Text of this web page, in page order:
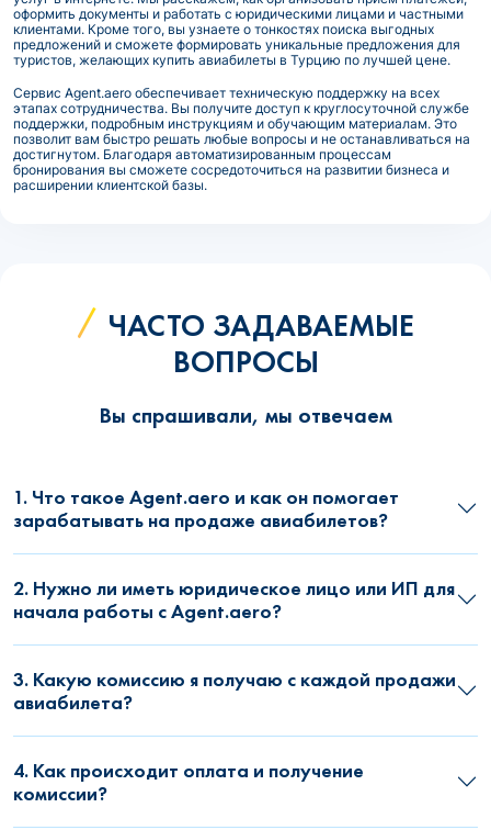
оформить документы и работать с юридическими лицами и частными
клиентами. Кроме того, вы узнаете о тонкостях поиска выгодных
предложений и сможете формировать уникальные предложения для
туристов, желающих купить авиабилеты в Турцию по лучшей цене.
Сервис Agent.aero обеспечивает техническую поддержку на всех
этапах сотрудничества. Вы получите доступ к круглосуточной службе
поддержки, подробным инструкциям и обучающим материалам. Это
позволит вам быстро решать любые вопросы и не останавливаться на
достигнутом. Благодаря автоматизированным процессам
бронирования вы сможете сосредоточиться на развитии бизнеса и
расширении клиентской базы.
ЧАСТО ЗАДАВАЕМЫЕ
ВОПРОСЫ
Вы спрашивали, мы отвечаем
1. Что такое Agent.aero и как он помогает
зарабатывать на продаже авиабилетов?
2. Нужно ли иметь юридическое лицо или ИП для
начала работы с Agent.aero?
3. Какую комиссию я получаю с каждой продажи
авиабилета?
4. Как происходит оплата и получение
комиссии?